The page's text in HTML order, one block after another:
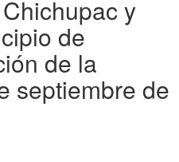
y
de
de la
septiembre de